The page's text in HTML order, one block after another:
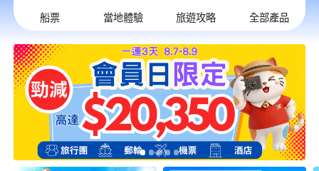
船票 當地體驗 旅遊攻略 全部產品